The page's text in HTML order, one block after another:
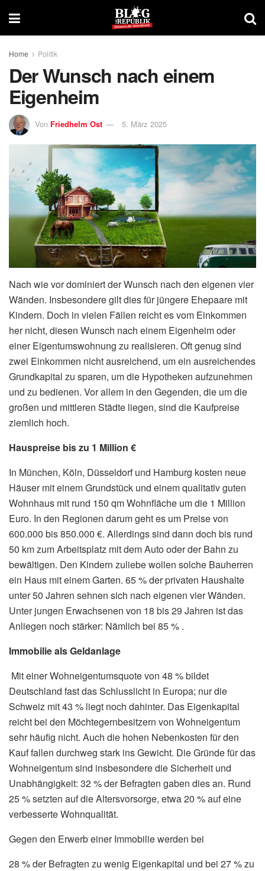
Home Politik
Der Wunsch nach einem
Eigenheim
Von Friedhelm Ost 5. März 2025
Nach wie vor dominiert der Wunsch nach den eigenen vier
Wänden. Insbesondere gilt dies für jüngere Ehepaare mit
Kindern. Doch in vielen Fällen reicht es vom Einkommen
her nicht, diesen Wunsch nach einem Eigenheim oder
einer Eigentumswohnung zu realisieren. Oft genug sind
zwei Einkommen nicht ausreichend, um ein ausreichendes
Grundkapital zu sparen, um die Hypotheken aufzunehmen
und zu bedienen. Vor allem in den Gegenden, die um die
großen und mittleren Städte liegen, sind die Kaufpreise
ziemlich hoch.
Hauspreise bis zu 1 Million €
In München, Köln, Düsseldorf und Hamburg kosten neue
Häuser mit einem Grundstück und einem qualitativ guten
Wohnhaus mit rund 150 qm Wohnfläche um die 1 Million
Euro. In den Regionen darum geht es um Preise von
600.000 bis 850.000 €. Allerdings sind dann doch bis rund
50 km zum Arbeitsplatz mit dem Auto oder der Bahn zu
bewältigen. Den Kindern zuliebe wollen solche Bauherren
ein Haus mit einem Garten. 65 % der privaten Haushalte
unter 50 Jahren sehnen sich nach eigenen vier Wänden.
Unter jungen Erwachsenen von 18 bis 29 Jahren ist das
Anliegen noch stärker: Nämlich bei 85 % .
Immobilie als Geldanlage
Mit einer Wohneigentumsquote von 48 % bildet
Deutschland fast das Schlusslicht in Europa; nur die
Schweiz mit 43 % liegt noch dahinter. Das Eigenkapital
reicht bei den Möchtegernbesitzern von Wohneigentum
sehr häufig nicht. Auch die hohen Nebenkosten für den
Kauf fallen durchweg stark ins Gewicht. Die Gründe für das
Wohneigentum sind insbesondere die Sicherheit und
Unabhängigkeit: 32 % der Befragten gaben dies an. Rund
25 % setzten auf die Altersvorsorge, etwa 20 % auf eine
verbesserte Wohnqualität.
Gegen den Erwerb einer Immobilie werden bei
28 % der Befragten zu wenig Eigenkapital und bei 27 % zu